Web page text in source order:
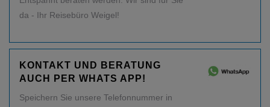
da - Ihr Reisebüro Weigel!
KONTAKT UND BERATUNG
AUCH PER WHATS APP!
Speichern Sie unsere Telefonnummer in